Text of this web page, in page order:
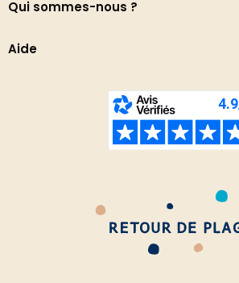
Qui sommes-nous ?
Aide